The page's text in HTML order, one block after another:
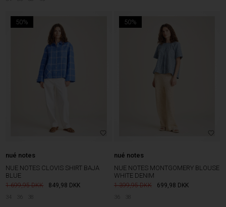
50%
nué notes
NUE NOTES CLOVIS SHIRT BAJA
BLUE
1.699,95 849,98 DKK
34 36 38
50%
nué notes
NUE NOTES MONTGOMERY BLOUSE
WHITE DENIM
1.399,95 699,98 DKK
36 38